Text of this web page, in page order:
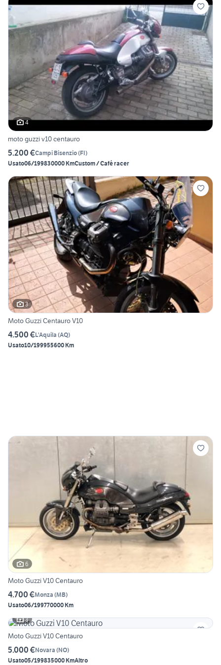
4
moto guzzi v10 centauro
5.200 €Campi Bisenzio(FI)
Usato06/199830000 KmCustom / Café racer
3
Moto Guzzi Centauro V10
4.500 €L'Aquila (AQ)
Usato10/199955600 Km
6
Moto Guzzi V10 Centauro
4.700 €Monza (MB)
Usato06/199770000 Km
3
Moto Guzzi V10 Centauro
5.000 €Novara (NO)
Usato05/199835000 KmAltro